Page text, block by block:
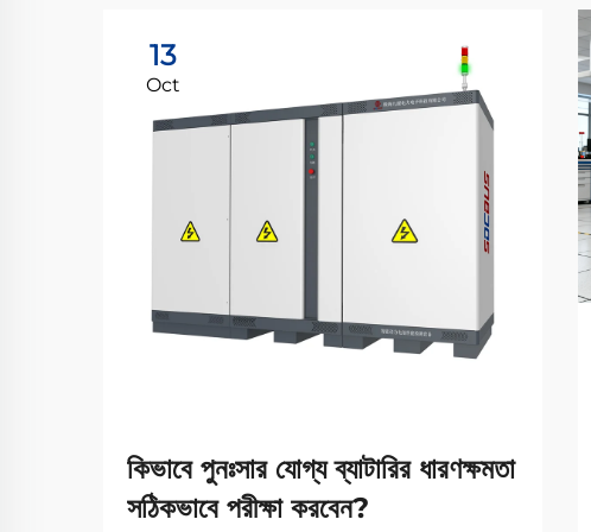
13
Oct
কিভাবে পুনঃসার যোগ্য ব্যাটারির ধারণক্ষমতা
সঠিকভাবে পরীক্ষা করবেন?